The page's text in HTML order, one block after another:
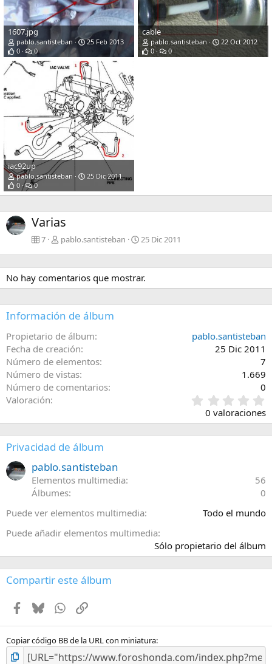
1607.jpg
pablo.santisteban
25 Feb 2013
0
0
cable
pablo.santisteban
22 Oct 2012
0
0
iac92up
pablo.santisteban
25 Dic 2011
0
0
Varias
7 pablo.santisteban 25 Dic 2011
No hay comentarios que mostrar.
Información de álbum
Propietario de álbum
pablo.santisteban
Fecha de creación
25 Dic 2011
Número de elementos
7
Número de vistas
1.669
Número de comentarios
0
Valoración
,
0
0
)
0 valoraciones
Privacidad de álbum
pablo.santisteban
Elementos multimedia
56
Álbumes
0
Puede ver elementos multimedia
Todo el mundo
Puede añadir elementos multimedia
Sólo propietario del álbum
Compartir este álbum
Facebook
BlueskyWhatsApp
Enlace
Copiar código BB de la URL con miniatura